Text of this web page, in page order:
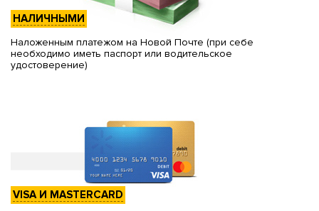
НАЛИЧНЫМИ
Наложенным платежом на Новой Почте (при себе
необходимо иметь паспорт или водительское
удостоверение)
VISA И MASTERCARD